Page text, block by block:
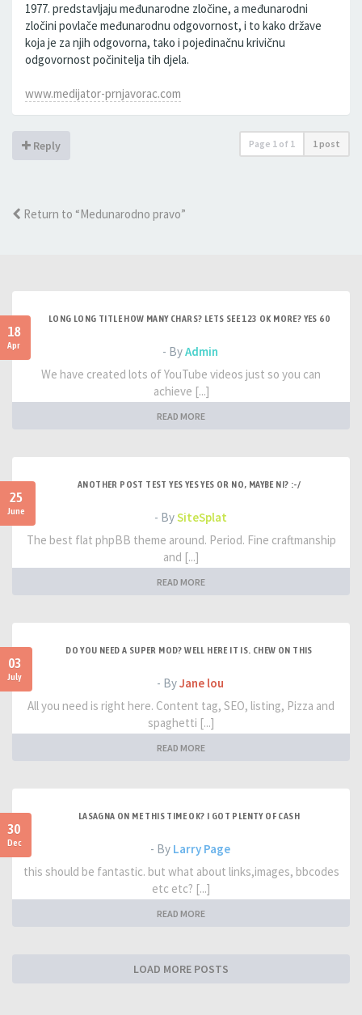
1977. predstavljaju međunarodne zločine, a međunarodni
zločini povlače međunarodnu odgovornost, i to kako države
koja je za njih odgovorna, tako i pojedinačnu krivičnu
odgovornost počinitelja tih djela.
www.medijator-prnjavorac.com
Reply Page 1 of 1 1 post
Return to “Medunarodno pravo”
18
Apr
LONG LONG TITLE HOW MANY CHARS? LETS SEE 123 OK MORE? YES 60
- ByAdmin
We have created lots of YouTube videos just so you can
achieve [...]
READ MORE
25
June
ANOTHER POST TEST YES YES YES OR NO, MAYBE NI? :-/
- BySiteSplat
The best flat phpBB theme around. Period. Fine craftmanship
and [...]
READ MORE
03
July
DO YOU NEED A SUPER MOD? WELL HERE IT IS. CHEW ON THIS
- ByJane lou
All you need is right here. Content tag, SEO, listing, Pizza and
spaghetti [...]
READ MORE
30
Dec
LASAGNA ON ME THIS TIME OK? I GOT PLENTY OF CASH
- By Larry Page
this should be fantastic. but what about links,images, bbcodes
etc etc? [...]
READ MORE
LOAD MORE POSTS